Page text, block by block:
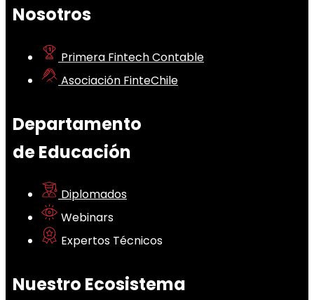
Nosotros
Primera Fintech Contable
Asociación FinteChile
Departamento
de Educación
Diplomados
Webinars
Expertos Técnicos
Nuestro Ecosistema